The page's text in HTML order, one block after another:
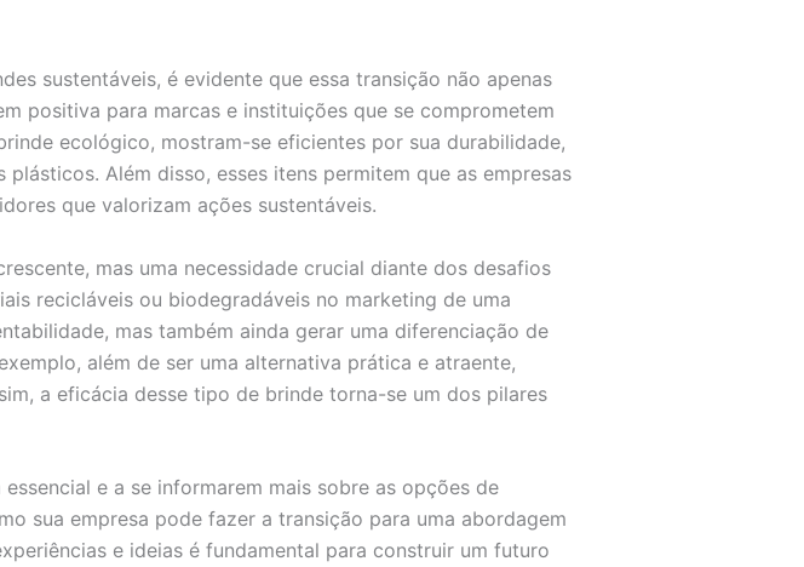
sustentáveis, é evidente que essa transição não apenas
positiva para marcas e instituições que se comprometem
ecológico, mostram-se eficientes por sua durabilidade,
Além disso, esses itens permitem que as empresas
que valorizam ações sustentáveis.
mas uma necessidade crucial diante dos desafios
recicláveis ou biodegradáveis no marketing de uma
mas também ainda gerar uma diferenciação de
além de ser uma alternativa prática e atraente,
a eficácia desse tipo de brinde torna-se um dos pilares
e a se informarem mais sobre as opções de
sua empresa pode fazer a transição para uma abordagem
e ideias é fundamental para construir um futuro